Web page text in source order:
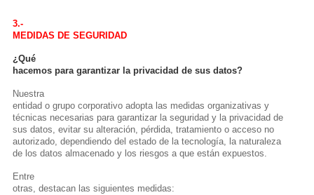
3.-
MEDIDAS DE SEGURIDAD
¿Qué
hacemos para garantizar la privacidad de sus datos?
Nuestra
entidad o grupo corporativo adopta las medidas organizativas y
técnicas necesarias para garantizar la seguridad y la privacidad de
sus datos, evitar su alteración, pérdida, tratamiento o acceso no
autorizado, dependiendo del estado de la tecnología, la naturaleza
de los datos almacenado y los riesgos a que están expuestos.
Entre
otras, destacan las siguientes medidas: